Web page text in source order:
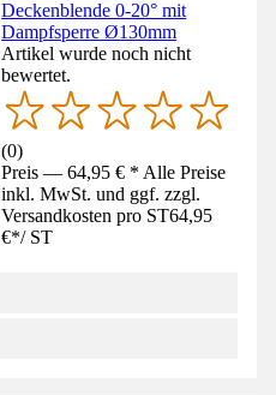
Deckenblende 0-20° mit
Dampfsperre Ø130mm
Artikel wurde noch nicht
bewertet.
(0)
Preis — 64,95 € * Alle Preise
inkl. MwSt. und ggf. zzgl.
Versandkosten pro ST64,95
€*/ ST